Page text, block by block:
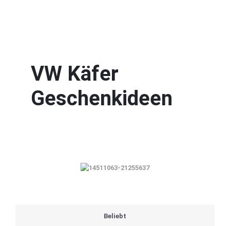
VW Käfer
Geschenkideen
Beliebt